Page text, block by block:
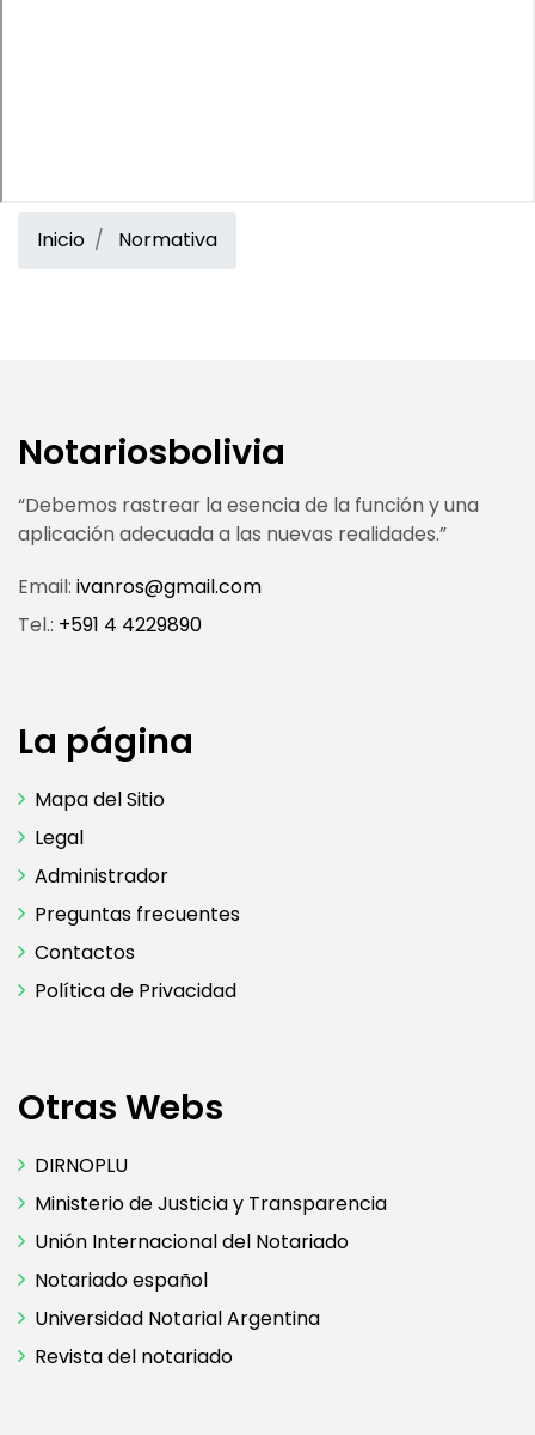
Inicio Normativa
Notariosbolivia
“Debemos rastrear la esencia de la función y una
aplicación adecuada a las nuevas realidades.”
Email: ivanros@gmail.com
Tel.: +591 4 4229890
La página
Mapa del Sitio
Legal
Administrador
Preguntas frecuentes
Contactos
Política de Privacidad
Otras Webs
DIRNOPLU
Ministerio de Justicia y Transparencia
Unión Internacional del Notariado
Notariado español
Universidad Notarial Argentina
Revista del notariado